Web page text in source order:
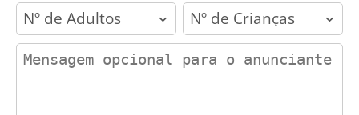
adults children
contact_message